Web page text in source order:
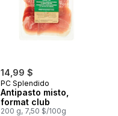
14,99 $
PC Splendido
Antipasto misto,
format club
200 g, 7,50 $/100g